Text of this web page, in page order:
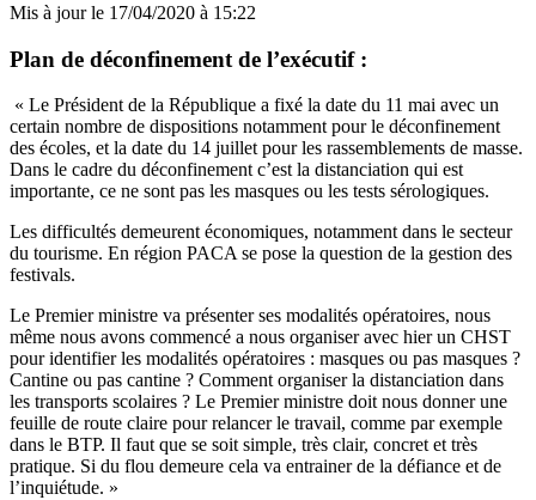
Mis à jour le 17/04/2020 à 15:22
Plan de déconfinement de l’exécutif :
« Le Président de la République a fixé la date du 11 mai avec un
certain nombre de dispositions notamment pour le déconfinement
des écoles, et la date du 14 juillet pour les rassemblements de masse.
Dans le cadre du déconfinement c’est la distanciation qui est
importante, ce ne sont pas les masques ou les tests sérologiques.
Les difficultés demeurent économiques, notamment dans le secteur
du tourisme. En région PACA se pose la question de la gestion des
festivals.
Le Premier ministre va présenter ses modalités opératoires, nous
même nous avons commencé a nous organiser avec hier un CHST
pour identifier les modalités opératoires : masques ou pas masques ?
Cantine ou pas cantine ? Comment organiser la distanciation dans
les transports scolaires ? Le Premier ministre doit nous donner une
feuille de route claire pour relancer le travail, comme par exemple
dans le BTP. Il faut que se soit simple, très clair, concret et très
pratique. Si du flou demeure cela va entrainer de la défiance et de
l’inquiétude. »